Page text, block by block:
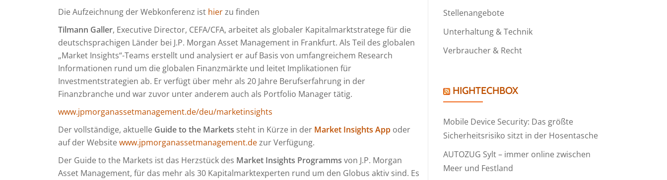
Die Aufzeichnung der Webkonferenz ist hierzu finden
Tilmann Galler, Executive Director, CEFA/CFA, arbeitet als globaler Kapitalmarktstratege für die
deutschsprachigen Länder bei J.P. Morgan Asset Management in Frankfurt. Als Teil des globalen
„Market Insights“-Teams erstellt und analysiert er auf Basis von umfangreichem Research
Informationen rund um die globalen Finanzmärkte und leitet Implikationen für
Investmentstrategien ab. Er verfügt über mehr als 20 Jahre Berufserfahrung in der
Finanzbranche und war zuvor unter anderem auch als Portfolio Manager tätig.
www.jpmorganassetmanagement.de/deu/marketinsights
Der vollständige, aktuelle Guide to the Markets steht in Kürze in der Market Insights App oder
auf der Websitewww.jpmorganassetmanagement.dezur Verfügung.
Der Guide to the Markets ist das Herzstück des Market Insights Programms von J.P. Morgan
Asset Management, für das mehr als 30 Kapitalmarktexperten rund um den Globus aktiv sind. Es
Stellenangebote
Unterhaltung & Technik
Verbraucher & Recht
HIGHTECHBOX
Mobile Device Security: Das größte
Sicherheitsrisiko sitzt in der Hosentasche
AUTOZUG Sylt – immer online zwischen
Meer und Festland